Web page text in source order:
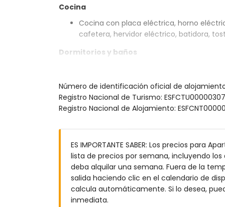
Cocina
Cocina con placa eléctrica, horno
cafetera, hervidor eléctrico, batidora,
Dormitorios y baños
Dormitorio con aire acondicionado,
suite
Dormitorio con aire acondicionado, 2
Baño con lavabo individual, ducha y WC
Exterior del apartamento
Parcela grande y cerrada
Piscina comunitaria de forma de laguna
Piscina infantil
Número de identificación oficial de
Registro Nacional de Turismo:
Registro Nacional de Alojamiento:
ES IMPORTANTE SABER: Los precios para
lista de precios por semana, incluyendo
deba alquilar una semana. Fuera de la
salida haciendo clic en el calendario de
calcula automáticamente. Si lo desea,
inmediata.